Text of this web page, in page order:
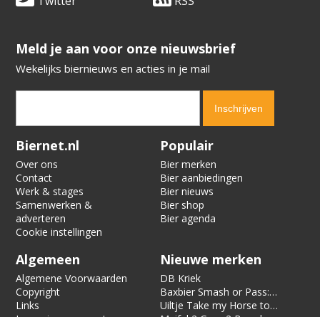
​​​​​​​Meld je aan voor onze nieuwsbrief
Wekelijks biernieuws en acties in je mail
Verification code:
Biernet.nl
Over ons
Contact
Werk & stages
Samenwerken &
adverteren
Cookie instellingen
Populair
Bier merken
Bier aanbiedingen
Bier nieuws
Bier shop
Bier agenda
Algemeen
Algemene Voorwaarden
Copyright
Links
Nieuwe merken
DB Kriek
Baxbier Smash or Pass:
Strata
Uiltje Take my Horse to